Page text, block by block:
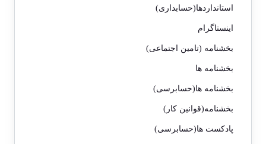
استانداردها(حسابداری)
اینستاگرام
بخشنامه (تامین اجتماعی)
بخشنامه ها
بخشنامه ها(حسابرسی)
بخشنامه(قوانین کار)
پادکست ها(حسابرسی)